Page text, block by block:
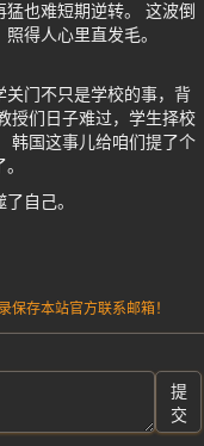
也难短期逆转。 这波倒
得人心里直发毛。
门不只是学校的事，背
授们日子难过，学生择校
韩国这事儿给咱们提了个
自己。
存本站官方联系邮箱！
提
交